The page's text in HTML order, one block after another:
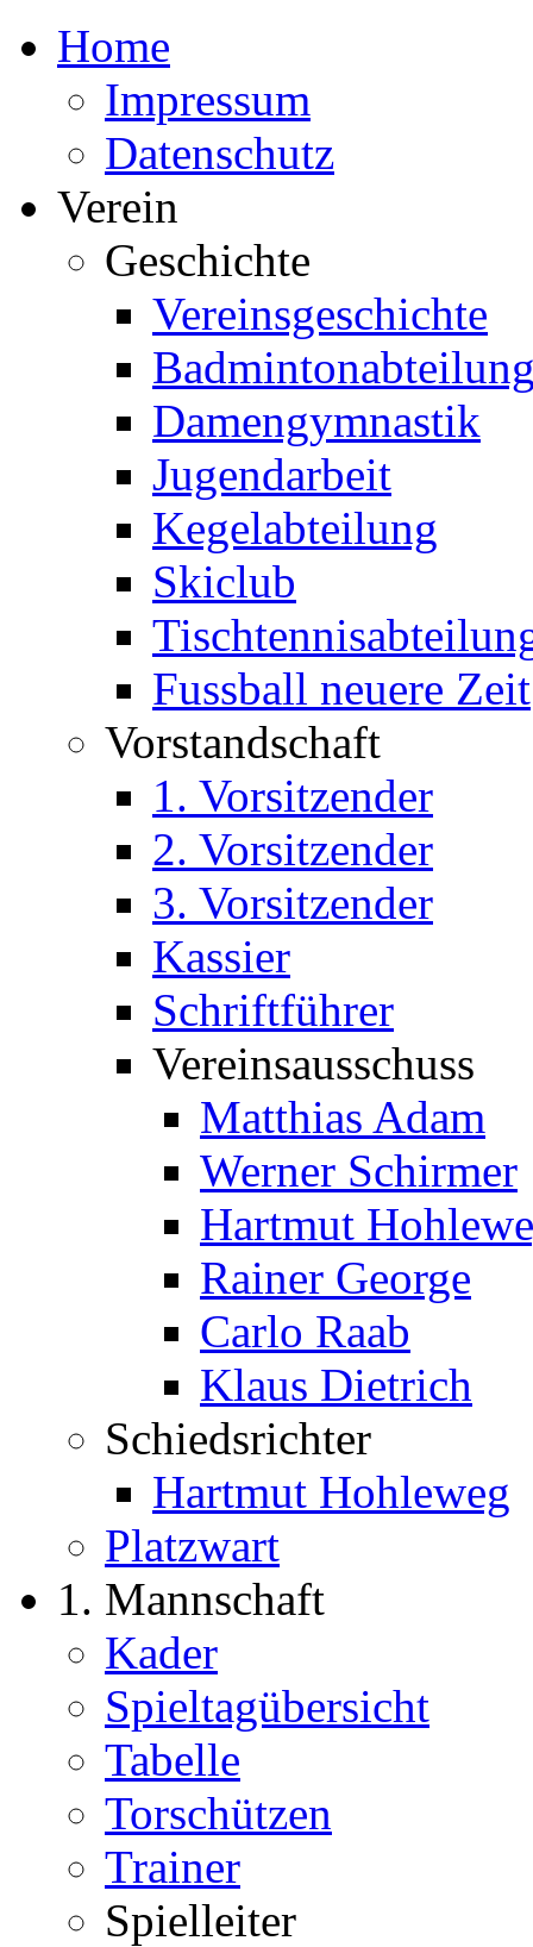
Home
Impressum
Datenschutz
Verein
Geschichte
Vereinsgeschichte
Damengymnastik
Jugendarbeit
Kegelabteilung
Skiclub
Fussball neuere Zeit
Vorstandschaft
1. Vorsitzender
2. Vorsitzender
3. Vorsitzender
Kassier
Schriftführer
Vereinsausschuss
Matthias Adam
Werner Schirmer
Hartmut
Rainer George
Carlo Raab
Klaus Dietrich
Schiedsrichter
Hartmut Hohleweg
Platzwart
1. Mannschaft
Kader
Spieltagübersicht
Tabelle
Torschützen
Trainer
Spielleiter